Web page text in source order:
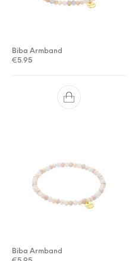
Biba Armband
€5.95
Biba Armband